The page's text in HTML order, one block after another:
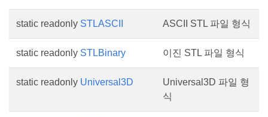
static readonly STLASCII ASCII STL 파일 형식
static readonly STLBinary 이진 STL 파일 형식
static readonly Universal3D
Universal3D 파일 형
식